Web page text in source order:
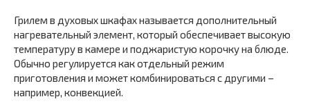
Грилем в духовых шкафах называется дополнительный
нагревательный элемент, который обеспечивает высокую
температуру в камере и поджаристую корочку на блюде.
Обычно регулируется как отдельный режим
приготовления и может комбинироваться с другими –
например, конвекцией.